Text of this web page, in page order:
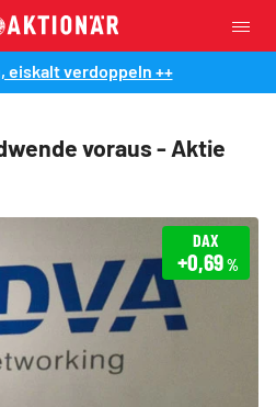
eiskalt verdoppeln ++
voraus - Aktie
DAX
+0,69%